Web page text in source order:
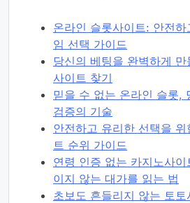
온라인 슬롯사이트: 안전
임 선택 가이드
당신의 베팅을 완벽하게
사이트 찾기
믿을 수 없는 온라인 슬롯,
검증의 기술
안전하고 유리한 선택을
트 순위 가이드
연령 인증 없는 카지노사
이지 않는 대가를 읽는 법
초보도 흔들리지 않는 토